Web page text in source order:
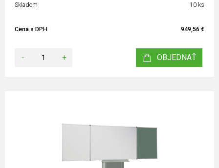
Skladom
10 ks
Cena s DPH 949,56 €
- + OBJEDNAŤ